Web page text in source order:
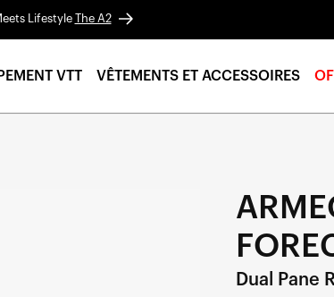
Lifestyle The A2
VTT VÊTEMENTS ET ACCESSOIRES
Dual Pane